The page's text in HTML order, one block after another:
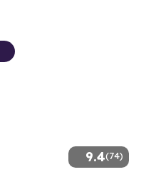
9.4(74)